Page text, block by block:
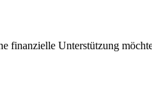
finanzielle Unterstützung